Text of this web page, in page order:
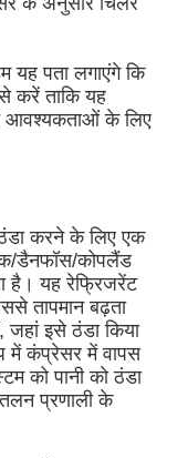
पता लगाएंगे कि
करें ताकि यह
आवश्यकताओं के लिए
करने के लिए एक
डैनफॉस/कोपलैंड
है। यह रेफ्रिजरेंट
तापमान बढ़ता
इसे ठंडा किया
में कंप्रेसर में वापस
को पानी को ठंडा
प्रणाली के